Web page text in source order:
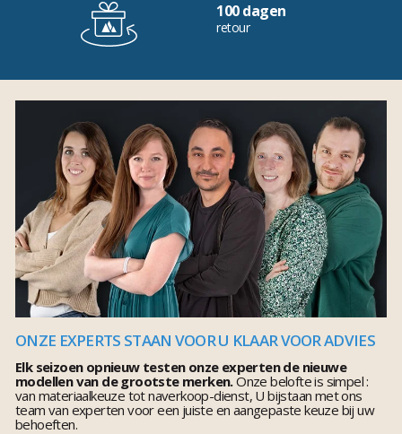
100 dagen
retour
ONZE EXPERTS STAAN VOOR U KLAAR VOOR ADVIES
Elk seizoen opnieuw testen onze experten de nieuwe
modellen van de grootste merken.Onze belofte is simpel :
van materiaalkeuze tot naverkoop-dienst, U bijstaan met ons
team van experten voor een juiste en aangepaste keuze bij uw
behoeften.